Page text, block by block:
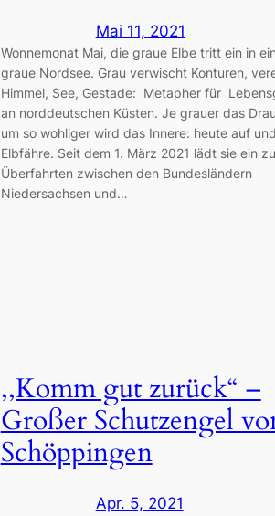
Mai 11, 2021
Wonnemonat Mai, die graue Elbe tritt ein in
graue Nordsee. Grau verwischt Konturen,
Himmel, See, Gestade: Metapher für
an norddeutschen Küsten. Je grauer das
um so wohliger wird das Innere: heute auf
Elbfähre. Seit dem 1. März 2021 lädt sie ein zu
Überfahrten zwischen den Bundesländern
Niedersachsen und…
,,Komm gut zurück“ –
Großer Schutzengel
Schöppingen
Apr. 5, 2021